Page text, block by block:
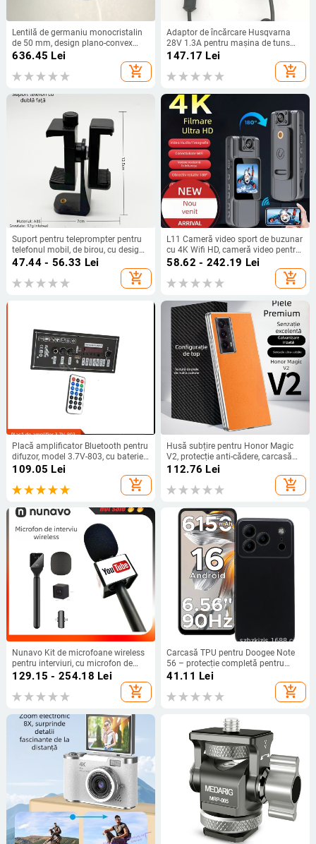
Lentilă de germaniu monocristalin
de 50 mm, design plano-convex
pentru imagistică infraroșu și
636.45 Lei
add_shopping_cart
Adaptor de încărcare Husqvarna
28V 1.3A pentru mașina de tuns
iarbă, Gardena compatibil, certificat
147.17 Lei
add_shopping_cart
Suport pentru teleprompter pentru
telefonul mobil, de birou, cu design
dublu-față, clip pentru două
dispozitive, rotativ pentru filmare
orizontală/verticală, construcție
47.44 - 56.33 Lei
add_shopping_cart
L11 Cameră video sport de buzunar
cu 4K Wifi HD, cameră video pentru
exterior, cu înregistrare Wifi, pentru
58.62 - 242.19 Lei
add_shopping_cart
Placă amplificator Bluetooth pentru
difuzor, model 3.7V-803, cu baterie
litiu reîncărcabilă pentru proiect DIY
109.05 Lei
add_shopping_cart
Husă subțire pentru Honor Magic
V2, protecție anti-cădere, carcasă
dură pentru ecran pliabil, finisaj PU
112.76 Lei
add_shopping_cart
Nunavo Kit de microfoane wireless
pentru interviuri, cu microfon de
mână, protecție anti-vânt și cablu
de încărcare — Model U5-cfmkf-nv,
pentru telefoane
129.15 - 254.18 Lei
add_shopping_cart
Carcasă TPU pentru Doogee Note
56 – protecție completă pentru
Note 56, Plus și Pro, realizată
41.11 Lei
add_shopping_cart